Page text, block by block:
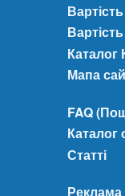
Каталог
Мапа
FAQ
Каталог
Статті
Реклама